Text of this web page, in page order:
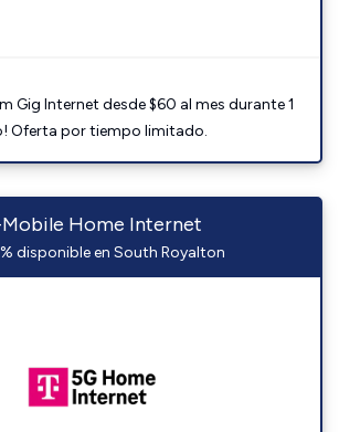
Gig Internet desde $60 al mes durante 1
Oferta por tiempo limitado.
Home Internet
disponible en South Royalton